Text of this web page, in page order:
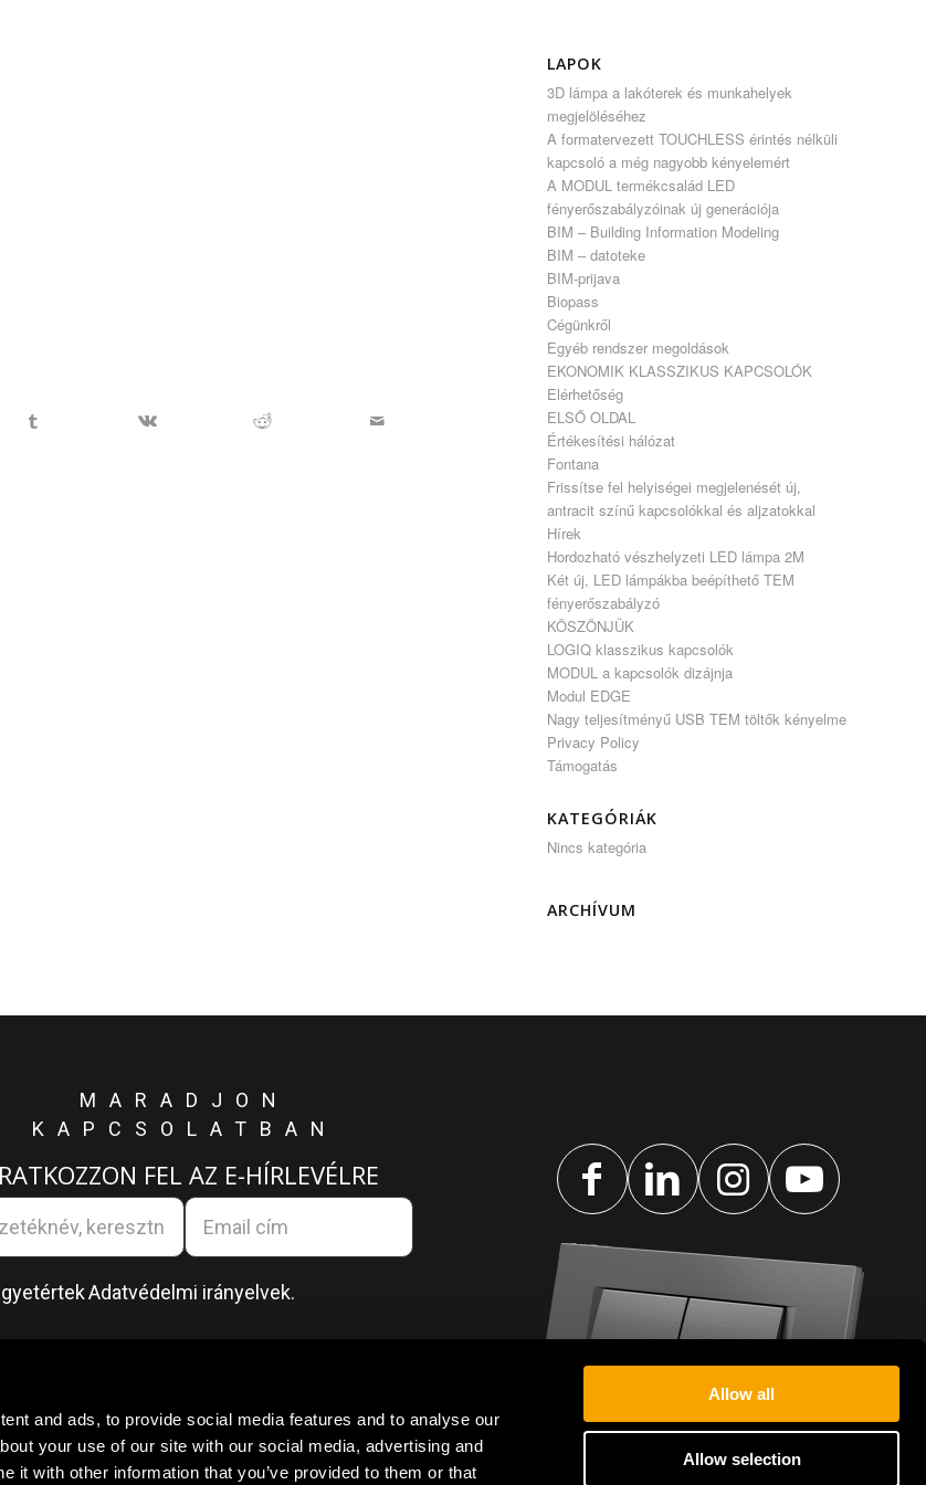
and ads, to provide social media features and to analyse our
your use of our site with our social media, advertising and
it with other information that you’ve provided to them or that
Allow all
Allow selection
LAPOK
3D lámpa a lakóterek és munkahelyek
megjelöléséhez
A formatervezett TOUCHLESS érintés nélküli
kapcsoló a még nagyobb kényelemért
A MODUL termékcsalád LED
fényerőszabályzóinak új generációja
BIM – Building Information Modeling
BIM – datoteke
BIM-prijava
Biopass
Cégünkről
Egyéb rendszer megoldások
EKONOMIK KLASSZIKUS KAPCSOLÓK
Elérhetőség
ELSŐ OLDAL
Értékesítési hálózat
Fontana
Frissítse fel helyiségei megjelenését új,
antracit színű kapcsolókkal és aljzatokkal
Hírek
Hordozható vészhelyzeti LED lámpa 2M
Két új, LED lámpákba beépíthető TEM
fényerőszabályzó
KÖSZÖNJÜK
LOGIQ klasszikus kapcsolók
MODUL a kapcsolók dizájnja
Modul EDGE
Nagy teljesítményű USB TEM töltők kényelme
Privacy Policy
Támogatás
KATEGÓRIÁK
Nincs kategória
ARCHÍVUM
MARADJON
KAPCSOLATBAN
FEL AZ E-HÍRLEVÉLRE
Adatvédelmi irányelvek.